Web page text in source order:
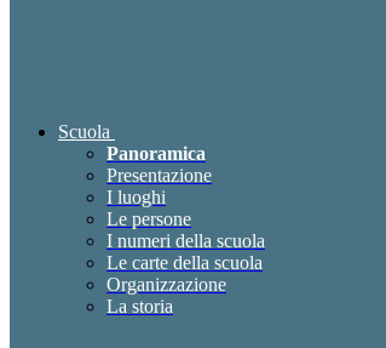
Scuola
Panoramica
Presentazione
I luoghi
Le persone
I numeri della scuola
Le carte della scuola
Organizzazione
La storia